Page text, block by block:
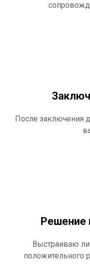
После заключения
Решение
Выстраиваю
положительного